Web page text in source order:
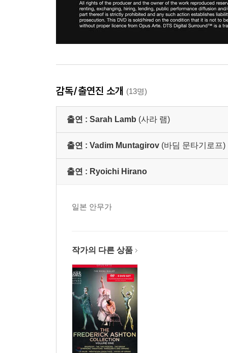
감독/출연진 소개 (13명)
출연 : Sarah Lamb (사라 램)
출연 : Vadim Muntagirov (바딤 문타기로프)
출연 : Ryoichi Hirano
일본 안무가
작가의 다른 상품